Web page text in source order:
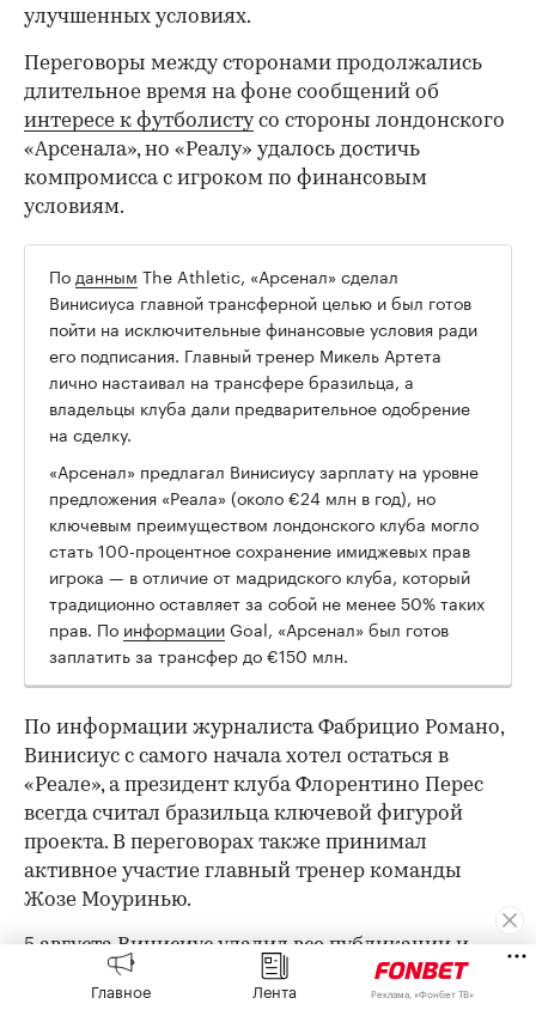
улучшенных условиях.
/
Переговоры между сторонами продолжались
длительное время на фоне сообщений об
интересе к футболистусо стороны лондонского
«Арсенала», но «Реалу» удалось достичь
компромисса с игроком по финансовым
условиям.
По данным The Athletic, «Арсенал» сделал
Винисиуса главной трансферной целью и был готов
пойти на исключительные финансовые условия ради
его подписания. Главный тренер Микель Артета
лично настаивал на трансфере бразильца, а
владельцы клуба дали предварительное одобрение
на сделку.
«Арсенал» предлагал Винисиусу зарплату на уровне
предложения «Реала» (около €24 млн в год), но
ключевым преимуществом лондонского клуба могло
стать 100-процентное сохранение имиджевых прав
игрока — в отличие от мадридского клуба, который
традиционно оставляет за собой не менее 50% таких
прав. По информацииGoal, «Арсенал» был готов
заплатить за трансфер до €150 млн.
По информации журналиста Фабрицио Романо,
Винисиус с самого начала хотел остаться в
«Реале», а президент клуба Флорентино Перес
всегда считал бразильца ключевой фигурой
проекта. В переговорах также принимал
активное участие главный тренер команды
Жозе Моуринью.
5 августа Винисиус удалил все публикации и
убрал любое упоминание «Реала» из своего
Instagram (принадлежит компании Meta,
Главное Лента Реклама, «Фонбет ТВ»